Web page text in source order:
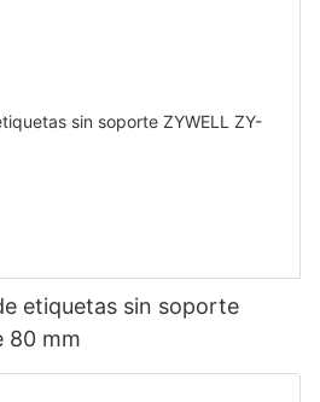
etiquetas sin soporte
80 mm